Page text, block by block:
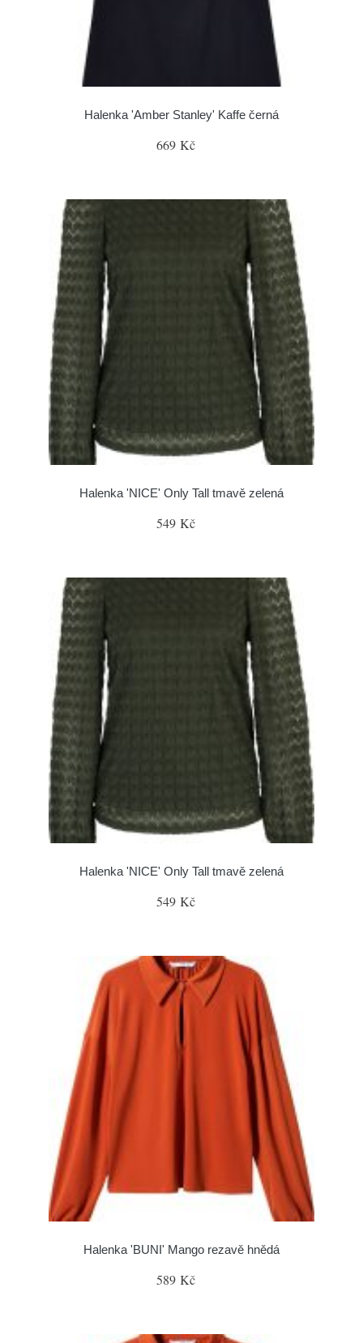
Halenka 'Amber Stanley' Kaffe černá
669 Kč
Halenka 'NICE' Only Tall tmavě zelená
549 Kč
Halenka 'NICE' Only Tall tmavě zelená
549 Kč
Halenka 'BUNI' Mango rezavě hnědá
589 Kč